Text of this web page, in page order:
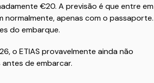
€20. A previsão é que entre em
normalmente, apenas com o passaporte.
do embarque.
o ETIAS provavelmente ainda não
de embarcar.